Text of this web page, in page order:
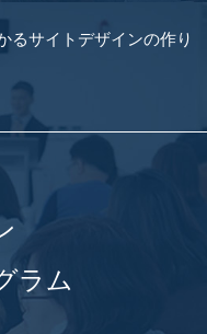
るサイトデザインの作り
ラム